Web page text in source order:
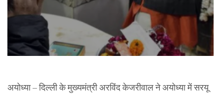
अयोध्या – दिल्ली के मुख्यमंत्री अरविंद केजरीवाल ने अयोध्या में सरयू